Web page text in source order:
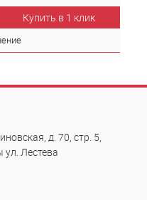
Купить в 1 клик
д. 70, стр. 5,
ул. Лестева